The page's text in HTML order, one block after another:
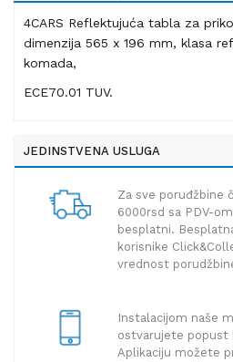
4CARS Reflektujuća tabla za
dimenzija 565 x 196 mm, klasa
komada,
ECE70.01 TUV.
JEDINSTVENA USLUGA
Za sve poruđžbine
6000rsd sa PDV-
besplatni.
korisnike
vrednost
Instalacijom naše
ostvarujete popust
Aplikaciju možete